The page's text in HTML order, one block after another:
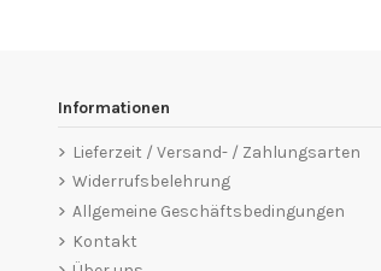
Informationen
Lieferzeit / Versand- / Zahlungsarten
Widerrufsbelehrung
Allgemeine Geschäftsbedingungen
Kontakt